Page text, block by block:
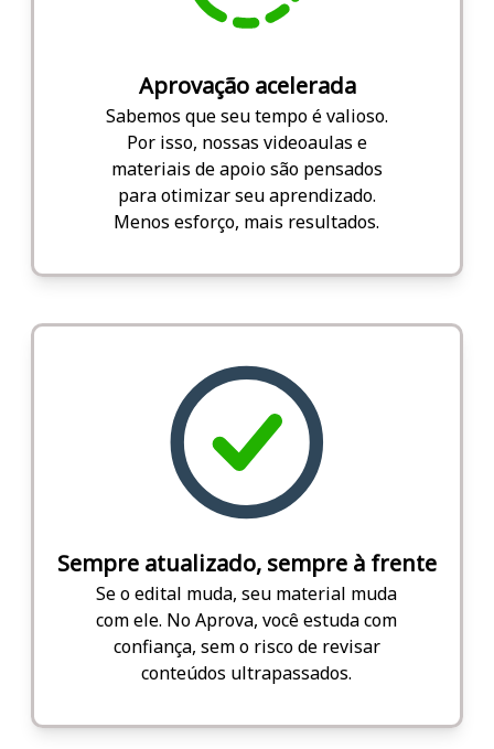
Aprovação acelerada
Sabemos que seu tempo é valioso.
Por isso, nossas videoaulas e
materiais de apoio são pensados
para otimizar seu aprendizado.
Menos esforço, mais resultados.
Sempre atualizado, sempre à frente
Se o edital muda, seu material muda
com ele. No Aprova, você estuda com
confiança, sem o risco de revisar
conteúdos ultrapassados.